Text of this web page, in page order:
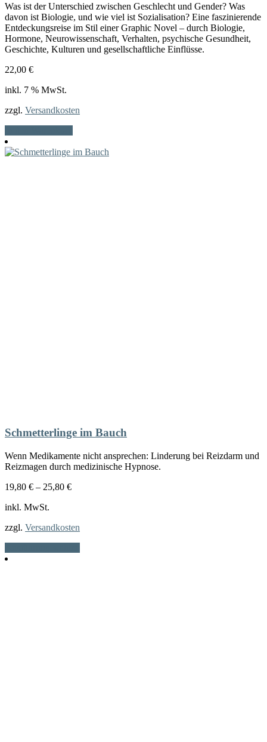
Was ist der Unterschied zwischen Geschlecht und Gender? Was
davon ist Biologie, und wie viel ist Sozialisation? Eine faszinierende
Entdeckungsreise im Stil einer Graphic Novel – durch Biologie,
Hormone, Neurowissenschaft, Verhalten, psychische Gesundheit,
Geschichte, Kulturen und gesellschaftliche Einflüsse.
22,00 €
inkl. 7 % MwSt.
zzgl. Versandkosten
Schmetterlinge im Bauch
Wenn Medikamente nicht ansprechen: Linderung bei Reizdarm und
Reizmagen durch medizinische Hypnose.
19,80 € – 25,80 €
inkl. MwSt.
zzgl. Versandkosten